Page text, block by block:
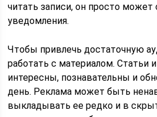
читать записи, он просто может
уведомления.
Чтобы привлечь достаточную
работать с материалом.
интересны, познавательны и
день. Реклама может быть
выкладывать ее редко и в